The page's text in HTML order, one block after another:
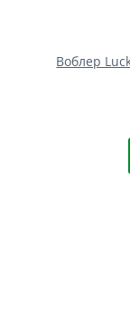
Воблер